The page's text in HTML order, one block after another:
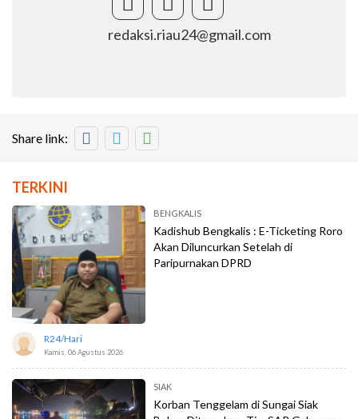
redaksi.riau24@gmail.com
Share link:
TERKINI
BENGKALIS
Kadishub Bengkalis : E-Ticketing Roro
Akan Diluncurkan Setelah di
Paripurnakan DPRD
R24/hari
Kamis, 06 Agustus 2026
SIAK
Korban Tenggelam di Sungai Siak